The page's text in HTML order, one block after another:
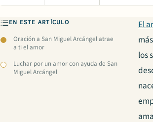
EN ESTE ARTÍCULO
Oración a San Miguel Arcángel atrae
a ti el amor
Luchar por un amor con ayuda de San
Miguel Arcángel
El
los